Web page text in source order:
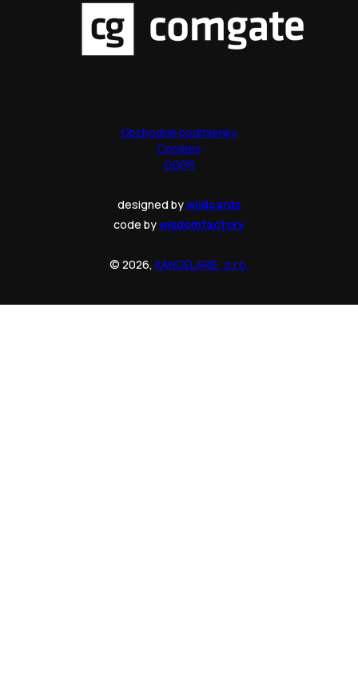
Obchodné podmienky
Cookies
GDPR
designed bywildcards
code bywisdomfactory
© 2026, KANCELARIE, s.r.o.